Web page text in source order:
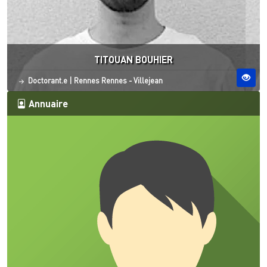
TITOUAN BOUHIER
Statut
Doctorant.e Site ESO
Rennes Rennes - Villejean
Annuaire